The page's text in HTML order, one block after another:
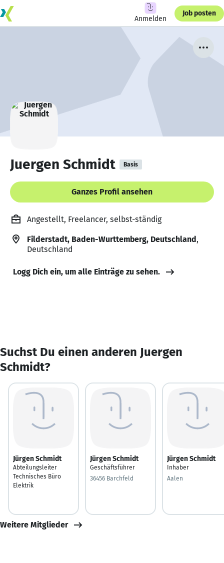
Anmelden
Job posten
Juergen Schmidt Basis
Ganzes Profil ansehen
Angestellt, Freelancer, selbst-ständig
Filderstadt, Baden-Wurttemberg, Deutschland,
Deutschland
Logg Dich ein, um alle Einträge zu sehen.
Suchst Du einen anderen Juergen
Schmidt?
Jürgen Schmidt
Abteilungsleiter
Technisches Büro
Elektrik
Jürgen Schmidt
Geschäftsführer
36456 Barchfeld
Jürgen Schmidt
Inhaber
Aalen
Weitere Mitglieder